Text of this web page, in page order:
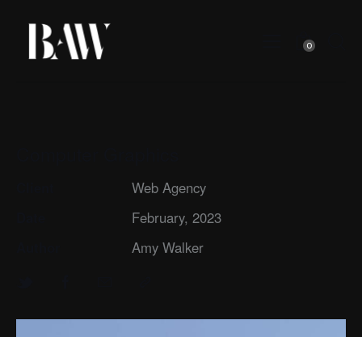
0
Web Agency
February, 2023
Amy Walker